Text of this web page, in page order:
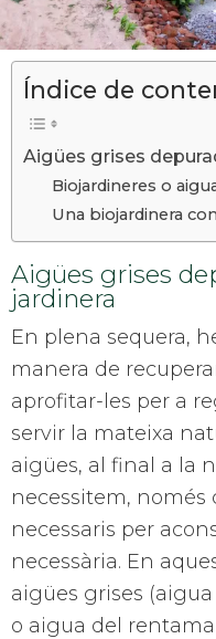
Índice de
Aigües grises
Biojardineres o
Una biojardinera
Aigües grises
jardinera
En plena sequera,
manera de
aprofitar-les per a
servir la mateixa
aigües, al final a la
necessitem, només
necessaris per
necessària. En
aigües grises
o aigua del